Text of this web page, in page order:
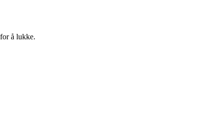
å lukke.